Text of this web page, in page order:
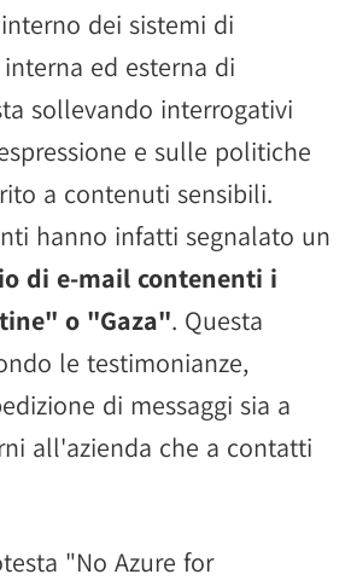
dei sistemi di
ed esterna di
sollevando interrogativi
e sulle politiche
a contenuti sensibili.
hanno infatti segnalato un
di e-mail contenenti i
o "Gaza". Questa
le testimonianze,
di messaggi sia a
all'azienda che a contatti
"No Azure for